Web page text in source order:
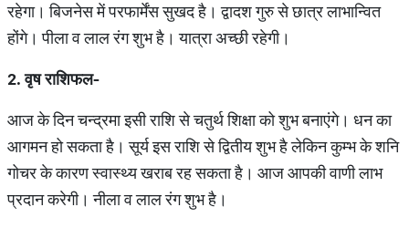
रहेगा। बिजनेस में परफार्मेंस सुखद है। द्वादश गुरु से छात्र लाभान्वित
होंगे। पीला व लाल रंग शुभ है। यात्रा अच्छी रहेगी।
2. वृष राशिफल-
आज के दिन चन्द्रमा इसी राशि से चतुर्थ शिक्षा को शुभ बनाएंगे। धन का
आगमन हो सकता है। सूर्य इस राशि से द्वितीय शुभ है लेकिन कुम्भ के शनि
गोचर के कारण स्वास्थ्य खराब रह सकता है। आज आपकी वाणी लाभ
प्रदान करेगी। नीला व लाल रंग शुभ है।